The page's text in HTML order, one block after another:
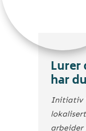
Lurer
har
Initiativ
arbeider